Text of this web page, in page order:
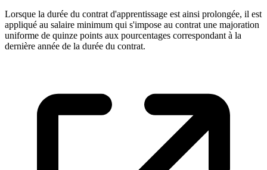
Lorsque la durée du contrat d'apprentissage est ainsi prolongée, il est
appliqué au salaire minimum qui s'impose au contrat une majoration
uniforme de quinze points aux pourcentages correspondant à la
dernière année de la durée du contrat.